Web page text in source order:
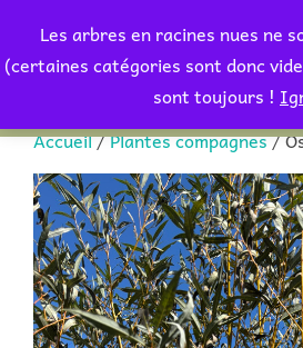
Les arbres en racines nues ne
(certaines catégories sont donc
sont toujours !
contenu
Accueil/Plantes compagnes/